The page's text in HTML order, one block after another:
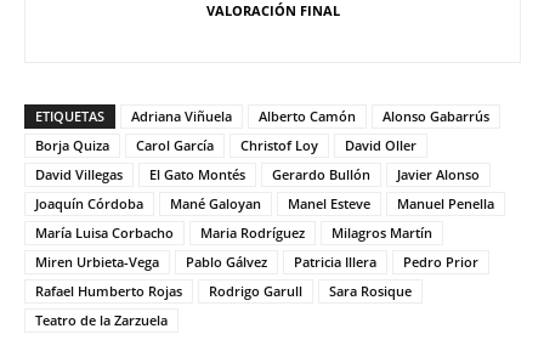
VALORACIÓN FINAL
ETIQUETAS Adriana Viñuela Alberto Camón
Alonso Gabarrús
Borja Quiza
Carol García Christof Loy
David Oller
David Villegas
El Gato Montés Gerardo Bullón
Javier Alonso
Joaquín Córdoba
Mané Galoyan Manel Esteve
Manuel Penella
María Luisa Corbacho
Maria Rodríguez
Milagros Martín
Miren Urbieta-Vega
Pablo Gálvez Patricia Illera
Pedro Prior
Rafael Humberto Rojas
Rodrigo Garull
Sara Rosique
Teatro de la Zarzuela